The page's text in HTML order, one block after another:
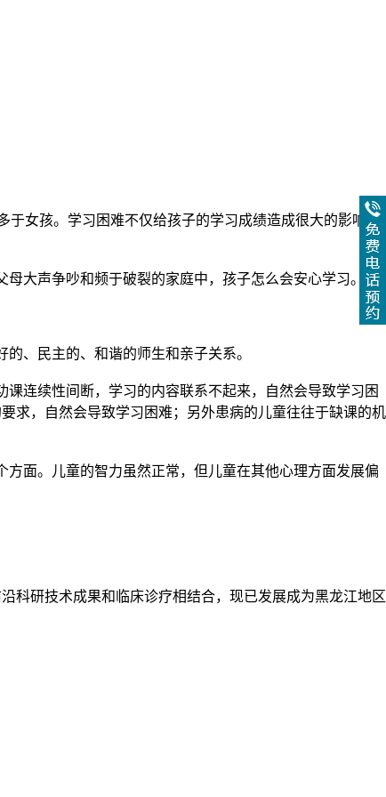
女孩。学习困难不仅给孩子的学习成绩造成很大的影响，
大声争吵和频于破裂的家庭中，孩子怎么会安心学习。
、民主的、和谐的师生和亲子关系。
连续性间断，学习的内容联系不起来，自然会导致学习困
求，自然会导致学习困难；另外患病的儿童往往于缺课的机
面。儿童的智力虽然正常，但儿童在其他心理方面发展偏
科研技术成果和临床诊疗相结合，现已发展成为黑龙江地区